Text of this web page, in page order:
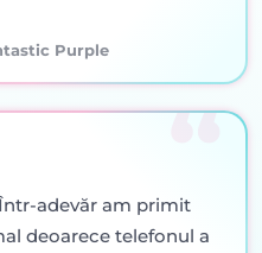
Purple
adevăr am primit
deoarece telefonul a